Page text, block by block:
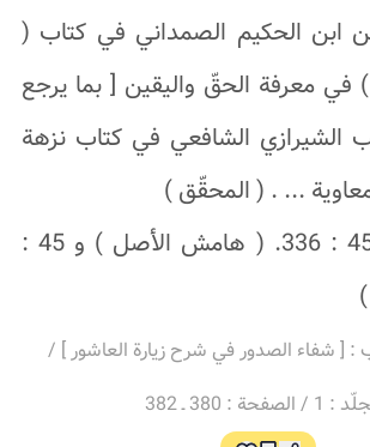
ابن الحكيم الصمداني في كتاب (
في معرفة الحقّ واليقين [ بما يرجع
الشيرازي الشافعي في كتاب نزهة
... . ( المحقّق )
6. بحار الأنوار 45 : 336. ( هامش الأصل ) و 45 :
[ شفاء الصدور في شرح زيارة العاشور ] /
: 380 ـ 382